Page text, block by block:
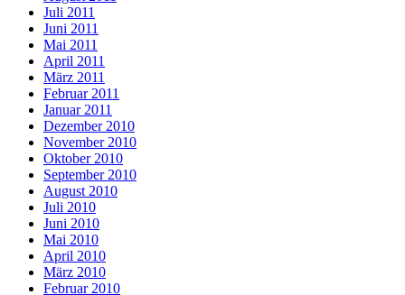
Juli 2011
Juni 2011
Mai 2011
April 2011
März 2011
Februar 2011
Januar 2011
Dezember 2010
November 2010
Oktober 2010
September 2010
August 2010
Juli 2010
Juni 2010
Mai 2010
April 2010
März 2010
Februar 2010